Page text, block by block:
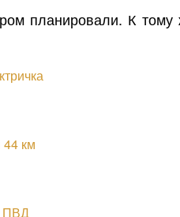
планировали. К